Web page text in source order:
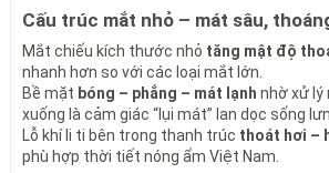
Nhìn thì đơn giản, nhưng sự chỉnh chu của
từng chi tiết.
2. Mát Lạnh Tức Thì – Tốt Cho Sức
Đình
Điểm mạnh nhất của chiếu trúc 1m chính là
tự nhiênnhờ tính hàn của tre trúc.
Hệ thốnglỗ khí li tibên trong mắt chiếu
Cấu trúc mắt nhỏ – mát sâu,
Mắt chiếu kích thước nhỏ tăng mật độ
nhanh hơn so với các loại mắt lớn.
Bề mặt bóng – phẳng – mát lạnh nhờ xử lý
xuống là cảm giác “lụi mát” lan dọc sống
Lỗ khí li ti bên trong thanh trúc thoát hơi –
phù hợp thời tiết nóng ẩm Việt Nam.